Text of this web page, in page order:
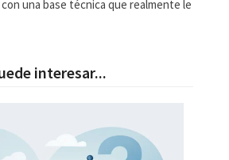
una base técnica que realmente le
interesar...